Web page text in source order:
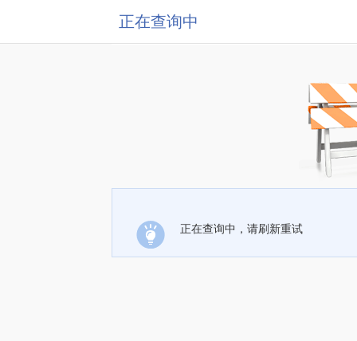
正在查询中
正在查询中，请刷新重试